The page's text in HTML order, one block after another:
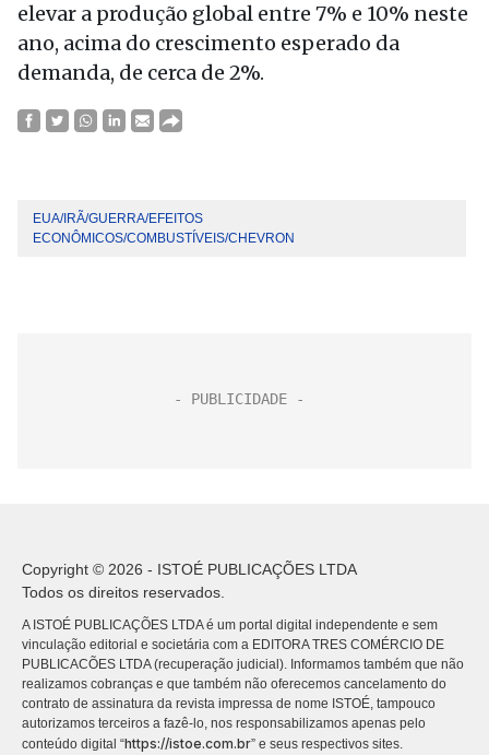
elevar a produção global entre 7% e 10% neste
ano, acima do crescimento esperado da
demanda, de cerca de 2%.
EUA/IRÃ/GUERRA/EFEITOS
ECONÔMICOS/COMBUSTÍVEIS/CHEVRON
Copyright © 2026 - ISTOÉ PUBLICAÇÕES LTDA
Todos os direitos reservados.
A ISTOÉ PUBLICAÇÕES LTDA é um portal digital independente e sem
vinculação editorial e societária com a EDITORA TRES COMÉRCIO DE
PUBLICACÕES LTDA (recuperação judicial). Informamos também que não
realizamos cobranças e que também não oferecemos cancelamento do
contrato de assinatura da revista impressa de nome ISTOÉ, tampouco
autorizamos terceiros a fazê-lo, nos responsabilizamos apenas pelo
conteúdo digital “https://istoe.com.br” e seus respectivos sites.